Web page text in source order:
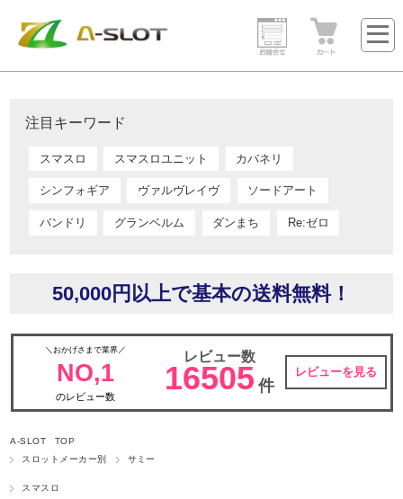
注目キーワード
スマスロ スマスロユニット カバネリ
シンフォギア ヴァルヴレイヴ ソードアート
バンドリ グランベルム ダンまち Re:ゼロ
50,000円以上で基本の送料無料！
＼おかげさまで業界／
NO,1
のレビュー数
レビュー数
16505 件
レビューを見る
A-SLOT TOP
スロットメーカー別
サミー
スマスロ